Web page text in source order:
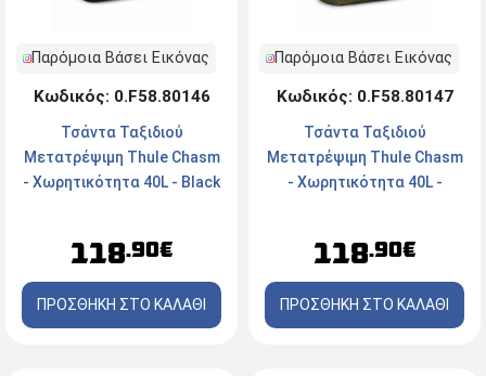
Παρόμοια Βάσει Εικόνας
Κωδικός: 0.F58.80146
Τσάντα Ταξιδιού
Μετατρέψιμη Thule Chasm
- Χωρητικότητα 40L - Black
118.90€
ΠΡΟΣΘΗΚΗ ΣΤΟ ΚΑΛΑΘΙ
Παρόμοια Βάσει Εικόνας
Κωδικός: 0.F58.80147
Τσάντα Ταξιδιού
Μετατρέψιμη Thule Chasm
- Χωρητικότητα 40L -
118.90€
ΠΡΟΣΘΗΚΗ ΣΤΟ ΚΑΛΑΘΙ